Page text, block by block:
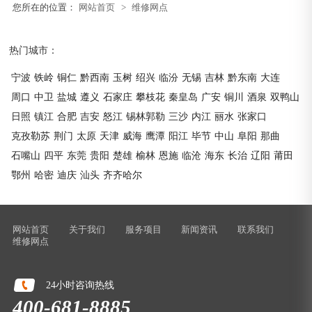
您所在的位置： 网站首页 > 维修网点
热门城市：
宁波 铁岭 铜仁 黔西南 玉树 绍兴 临汾 无锡 吉林 黔东南 大连
周口 中卫 盐城 遵义 石家庄 攀枝花 秦皇岛 广安 铜川 酒泉 双鸭山
日照 镇江 合肥 吉安 怒江 锡林郭勒 三沙 内江 丽水 张家口
克孜勒苏 荆门 太原 天津 威海 鹰潭 阳江 毕节 中山 阜阳 那曲
石嘴山 四平 东莞 贵阳 楚雄 榆林 恩施 临沧 海东 长治 辽阳 莆田
鄂州 哈密 迪庆 汕头 齐齐哈尔
网站首页 关于我们 服务项目 新闻资讯
联系我们
维修网点
24小时咨询热线
400-681-8885